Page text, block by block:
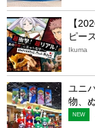
【
ピー
Ikuma
ユニ
物、
NEW